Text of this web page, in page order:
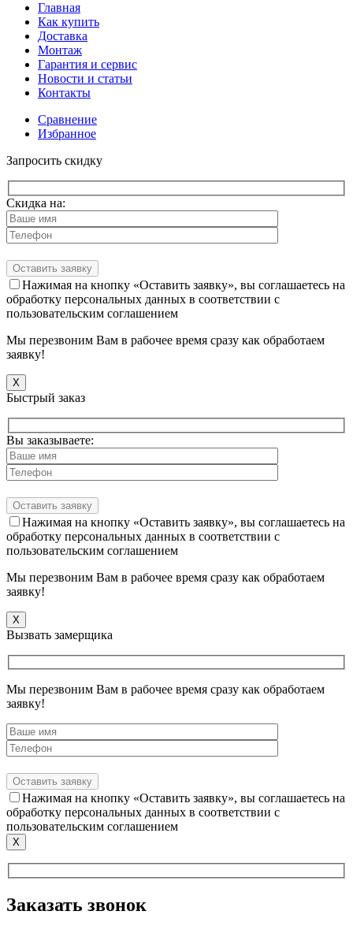
Главная
Как купить
Доставка
Монтаж
Гарантия и сервис
Новости и статьи
Контакты
Сравнение
Избранное
Запросить скидку
Скидка на:
Нажимая на кнопку «Оставить заявку», вы соглашаетесь на
обработку персональных данных в соответствии с
пользовательским соглашением
Мы перезвоним Вам в рабочее время сразу как обработаем
заявку!
X
Быстрый заказ
Вы заказываете:
Нажимая на кнопку «Оставить заявку», вы соглашаетесь на
обработку персональных данных в соответствии с
пользовательским соглашением
Мы перезвоним Вам в рабочее время сразу как обработаем
заявку!
X
Вызвать замерщика
Мы перезвоним Вам в рабочее время сразу как обработаем
заявку!
Нажимая на кнопку «Оставить заявку», вы соглашаетесь на
обработку персональных данных в соответствии с
пользовательским соглашением
X
Заказать звонок